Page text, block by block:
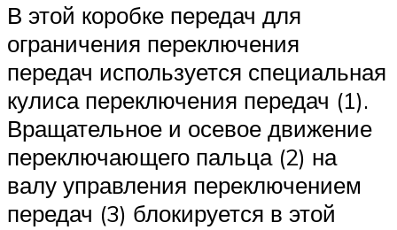
В этой коробке передач для
ограничения пере­ключения
передач используется специальная
ку­лиса переключения передач (1).
Вращательное и осевое движение
переключающего пальца (2) на
валу управления переключением
передач (3) бло­кируется в этой